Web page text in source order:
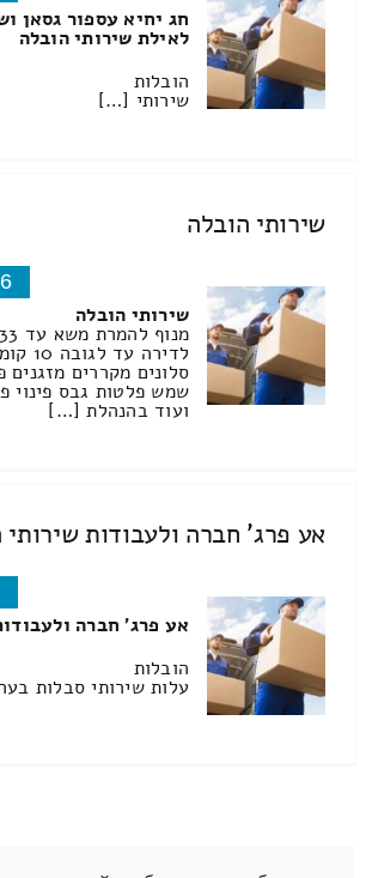
חג יחיא עספור גסאן
לאילת שירותי הובלה
הובלות
שירותי […]
שירותי הובלה
שירותי הובלה
סלונים מקררים מזגנים
שמש פלטות גבס פינוי
ועוד בהנהלת […]
אע פרג' חברה ולעבודות שירותי
אע פרג' חברה
הובלות
עלות שירותי סבלות